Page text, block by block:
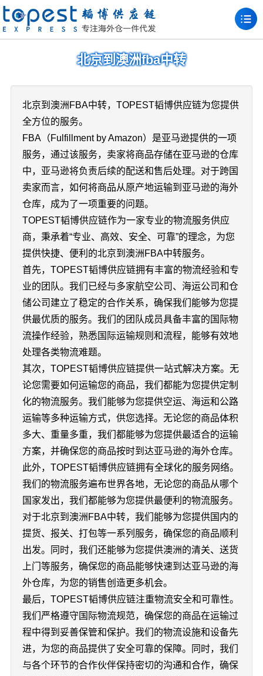
北京到澳洲fba中转
北京到澳洲FBA中转，TOPEST韬博供应链为您提供
全方位的服务。
FBA（Fulfillment by Amazon）是亚马逊提供的一项
服务，通过该服务，卖家将商品存储在亚马逊的仓库
中，亚马逊将负责后续的配送和售后处理。对于跨国
卖家而言，如何将商品从原产地运输到亚马逊的海外
仓库，成为了一项重要的问题。
TOPEST韬博供应链作为一家专业的物流服务供应
商，秉承着“专业、高效、安全、可靠”的理念，为您
提供快捷、便利的北京到澳洲FBA中转服务。
首先，TOPEST韬博供应链拥有丰富的物流经验和专
业的团队。我们已经与多家航空公司、海运公司和仓
储公司建立了稳定的合作关系，确保我们能够为您提
供最优质的服务。我们的团队成员具备丰富的国际物
流操作经验，熟悉国际运输规则和流程，能够有效地
处理各类物流难题。
其次，TOPEST韬博供应链提供一站式解决方案。无
论您需要如何运输您的商品，我们都能为您提供定制
化的物流服务。我们能够为您提供空运、海运和公路
运输等多种运输方式，供您选择。无论您的商品体积
多大、重量多重，我们都能够为您提供最适合的运输
方案，并确保您的商品按时到达亚马逊的海外仓库。
此外，TOPEST韬博供应链拥有全球化的服务网络。
我们的物流服务遍布世界各地，无论您的商品从哪个
国家发出，我们都能够为您提供最便利的物流服务。
对于北京到澳洲FBA中转，我们能够为您提供国内的
提货、报关、打包等一系列服务，确保您的商品顺利
出发。同时，我们还能够为您提供澳洲的清关、送货
上门等服务，确保您的商品能够快速到达亚马逊的海
外仓库，为您的销售创造更多机会。
最后，TOPEST韬博供应链注重物流安全和可靠性。
我们严格遵守国际物流规范，确保您的商品在运输过
程中得到妥善保管和保护。我们的物流设施和设备先
进，为您的商品提供了安全可靠的保障。同时，我们
与各个环节的合作伙伴保持密切的沟通和合作，确保